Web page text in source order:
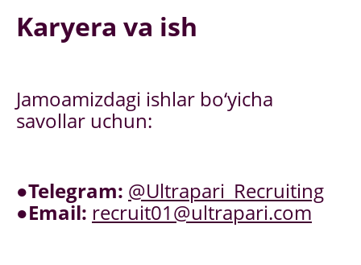
Karyera va ish
Jamoamizdagi ishlar bo‘yicha
savollar uchun:
●Telegram: @Ultrapari_Recruiting
●Email: recruit01@ultrapari.com